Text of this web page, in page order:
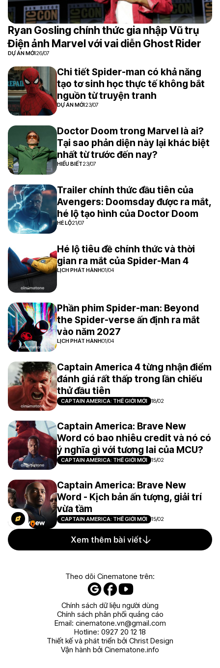
Ryan Gosling chính thức gia nhập Vũ trụ
Điện ảnh Marvel với vai diễn Ghost Rider
DỰ ÁN MỚI26/07
Chi tiết Spider-man có khả năng
tạo tơ sinh học thực tế không bắt
nguồn từ truyện tranh
DỰ ÁN MỚI23/07
Doctor Doom trong Marvel là ai?
Tại sao phản diện này lại khác biệt
nhất từ trước đến nay?
HIỂU BIẾT23/07
Trailer chính thức đầu tiên của
Avengers: Doomsday được ra mắt,
hé lộ tạo hình của Doctor Doom
HÉ LỘ21/07
Hé lộ tiêu đề chính thức và thời
gian ra mắt của Spider-Man 4
LỊCH PHÁT HÀNH01/04
Phần phim Spider-man: Beyond
the Spider-verse ấn định ra mắt
vào năm 2027
LỊCH PHÁT HÀNH01/04
Captain America 4 từng nhận điểm
đánh giá rất thấp trong lần chiếu
thử đầu tiên
CAPTAIN AMERICA: THẾ GIỚI MỚI 18/02
Captain America: Brave New
Word có bao nhiêu credit và nó có
ý nghĩa gì với tương lai của MCU?
CAPTAIN AMERICA: THẾ GIỚI MỚI 15/02
Captain America: Brave New
Word - Kịch bản ấn tượng, giải trí
vừa tầm
CAPTAIN AMERICA: THẾ GIỚI MỚI 15/02
Xem thêm bài viết
Theo dõi Cinematone trên:
Chính sách dữ liệu người dùng
Chính sách phân phối quảng cáo
Email: cinematone.vn@gmail.com
Hotline: 0927 20 12 18
Thiết kế và phát triển bởi Christ Design
Vận hành bởi Cinematone.info